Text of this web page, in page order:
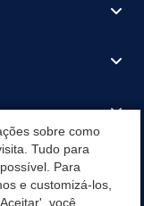
ÀS MULHERES
sobre como
Tudo para
Para
e customizá-los,
você